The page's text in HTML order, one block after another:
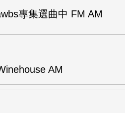
專集選曲中 FM AM
AM